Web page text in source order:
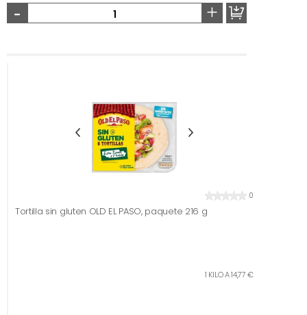
- +
0
Tortilla sin gluten OLD EL PASO, paquete 216 g
1 KILO A 14,77 €